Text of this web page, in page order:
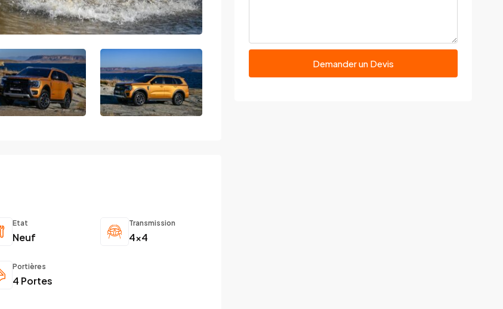
Etat
Neuf
Transmission
4x4
Portières
4 Portes
Demander un Devis